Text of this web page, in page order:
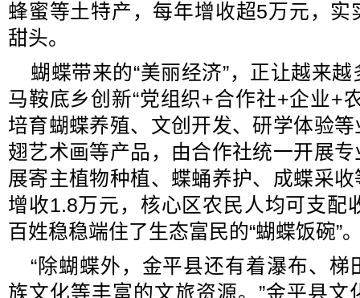
蜂蜜等土特产，每年增收超5万元，
甜头。
蝴蝶带来的“美丽经济”，正让越来
马鞍底乡创新“党组织+合作社+企业+
培育蝴蝶养殖、文创开发、研学体验
翅艺术画等产品，由合作社统一开展
展寄主植物种植、蝶蛹养护、成蝶采
增收1.8万元，核心区农民人均可支配
百姓稳稳端住了生态富民的“蝴蝶饭碗”
“除蝴蝶外，金平县还有着瀑布、
族文化等丰富的文旅资源。”金平县